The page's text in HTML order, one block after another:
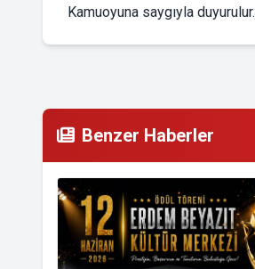
Kamuoyuna saygıyla duyurulur.
Benzer Haberler